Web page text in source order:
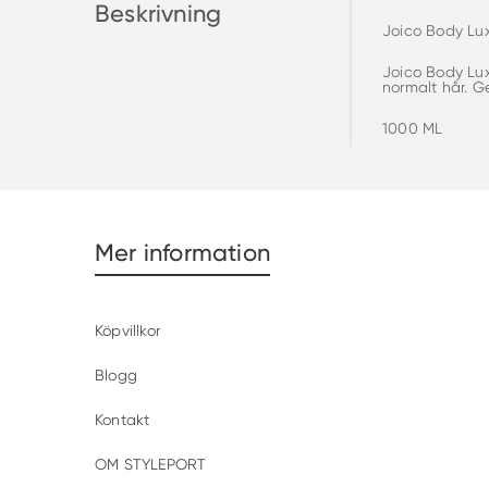
Beskrivning
Joico Body
Joico Body
normalt hår.
1000 ML
Mer information
Köpvillkor
Blogg
Kontakt
OM STYLEPORT